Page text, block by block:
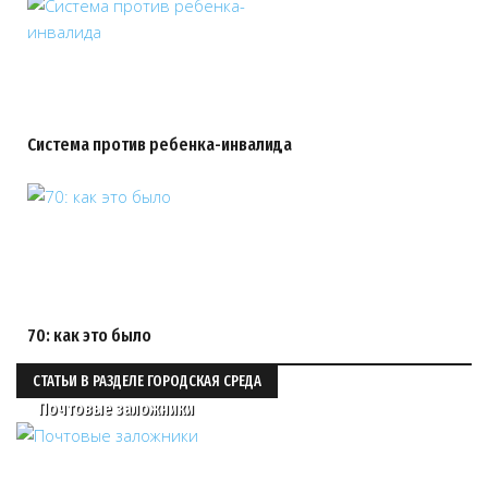
Система против ребенка-инвалида
70: как это было
СТАТЬИ В РАЗДЕЛЕ ГОРОДСКАЯ СРЕДА
Почтовые заложники